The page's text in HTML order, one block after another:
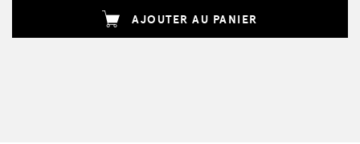
AJOUTER AU PANIER